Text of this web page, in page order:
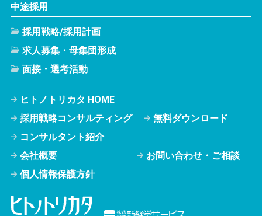
中途採用
採用戦略/採用計画
求人募集・母集団形成
面接・選考活動
ヒトノトリカタ HOME
採用戦略コンサルティング
無料ダウンロード
コンサルタント紹介
会社概要
お問い合わせ・ご相談
個人情報保護方針